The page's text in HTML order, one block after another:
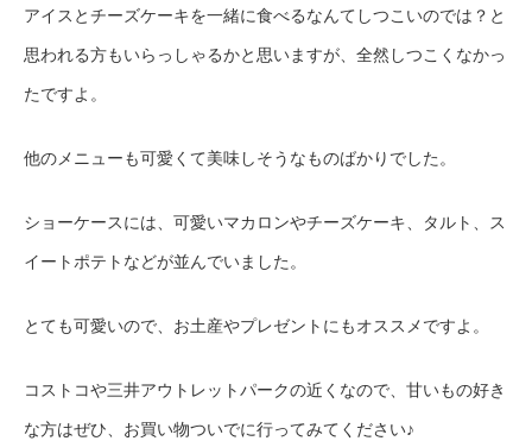
アイスとチーズケーキを一緒に食べるなんてしつこいのでは？と
思われる方もいらっしゃるかと思いますが、全然しつこくなかっ
たですよ 。
他のメニューも可愛くて美味しそうなものばかりでした 。
ショーケースには、可愛いマカロンやチーズケーキ、タルト、ス
イートポテトなどが並んでいました。
とても可愛いので、お土産やプレゼントにもオススメですよ 。
コストコや三井アウトレットパークの近くなので、甘いもの好き
な方はぜひ お買い物ついでに行ってみてください♪